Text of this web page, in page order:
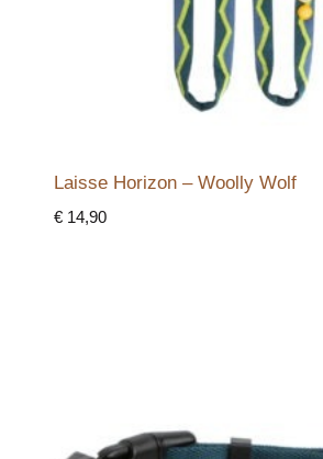
Laisse Horizon – Woolly Wolf
€14,90